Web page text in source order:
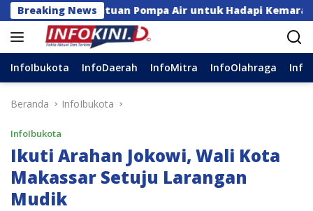
Langsung
ke
konten
Breaking News
Bantuan Pompa Air untuk Hadapi Kemarau di Sulsel
InfoIbukota InfoDaerah InfoMitra InfoOlahraga
Beranda InfoIbukota
InfoIbukota
Ikuti Arahan Jokowi, Wali Kota
Makassar Setuju Larangan
Mudik